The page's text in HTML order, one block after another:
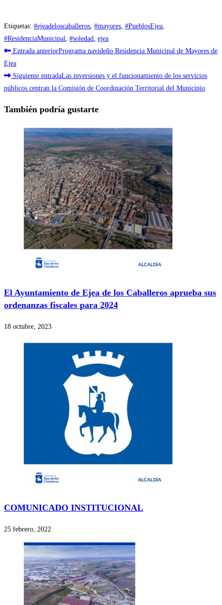
Etiquetas: #ejeadeloscaballeros #mayores #PueblosEjea
#ResidenciaMunicipal #soledad ejea
Leer
más
artículos
Entrada anteriorPrograma navideño Residencia Municipal de Mayores de
Ejea
Siguiente entradaLas inversiones y el funcionamiento de los servicios
públicos centran la Comisión de Coordinación Territorial del Municipio
También podría gustarte
El Ayuntamiento de Ejea de los Caballeros aprueba sus
ordenanzas fiscales para 2024
18 octubre, 2023
COMUNICADO INSTITUCIONAL
25 febrero, 2022